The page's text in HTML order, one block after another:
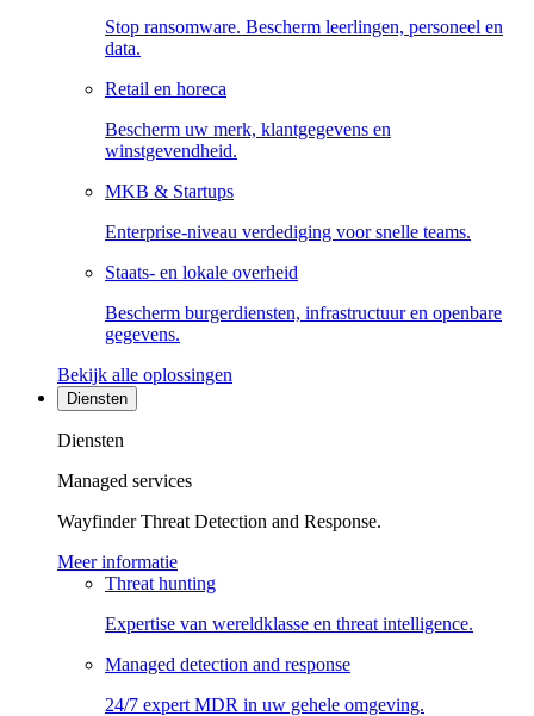
Stop ransomware. Bescherm leerlingen, personeel en
data.
Retail en horeca
Bescherm uw merk, klantgegevens en
winstgevendheid.
MKB & Startups
Enterprise-niveau verdediging voor snelle teams.
Staats- en lokale overheid
Bescherm burgerdiensten, infrastructuur en openbare
gegevens.
Bekijk alle oplossingen
Diensten
Diensten
Managed services
Wayfinder Threat Detection and Response.
Meer informatie
Threat hunting
Expertise van wereldklasse en threat intelligence.
Managed detection and response
24/7 expert MDR in uw gehele omgeving.